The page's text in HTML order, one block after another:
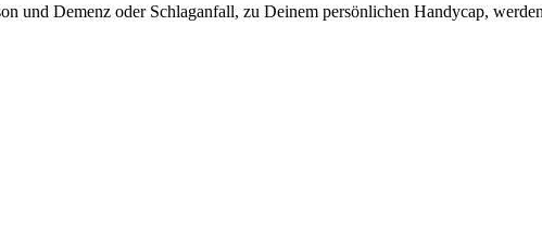
und Demenz oder Schlaganfall, zu Deinem persönlichen Handycap,